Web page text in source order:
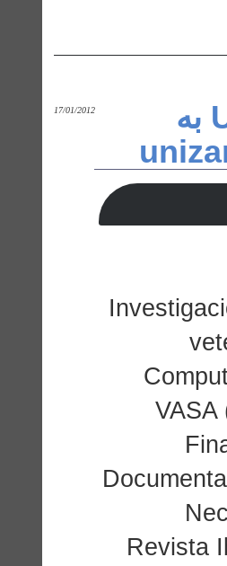
پسورد دانشگاه Universidad de Zaragoza به
17/01/2012
VASA
Revista